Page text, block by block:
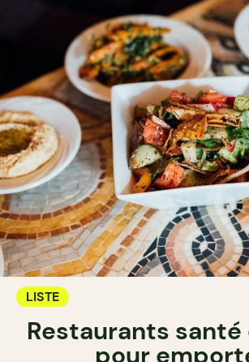
LISTE
Restaurants
pour